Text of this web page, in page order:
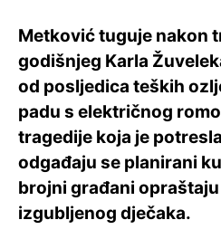
Metković tuguje nakon
godišnjeg Karla
od posljedica teških
padu s električnog
tragedije koja je
odgađaju se planirani
brojni građani
izgubljenog dječaka.